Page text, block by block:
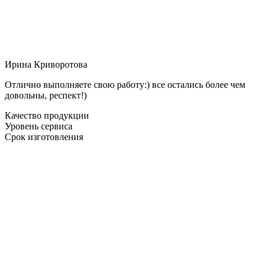
Ирина Криворотова
Отлично выполняете свою работу:) все остались более чем
довольны, респект!)
Качество продукции
Уровень сервиса
Срок изготовления